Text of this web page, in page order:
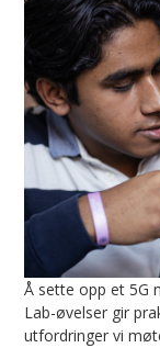
Å sette opp et 5G
Lab-øvelser gir
utfordringer vi